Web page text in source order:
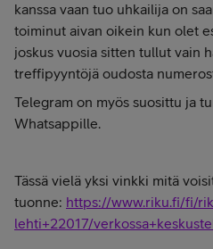
kanssa vaan tuo uhkailija on
toiminut aivan oikein kun olet
joskus vuosia sitten tullut vain
treffipyyntöjä oudosta
Telegram on myös suosittu ja
Whatsappille.
Tässä vielä yksi vinkki mitä
tuonne: https://www.riku.fi/fi/
lehti+22017/